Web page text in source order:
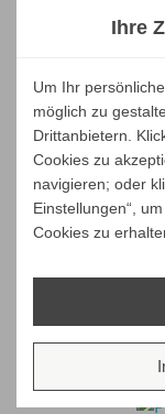
Ihre
Um Ihr
möglich zu
Drittanbietern.
Cookies zu
navigieren; oder
Einstellungen“,
Cookies zu